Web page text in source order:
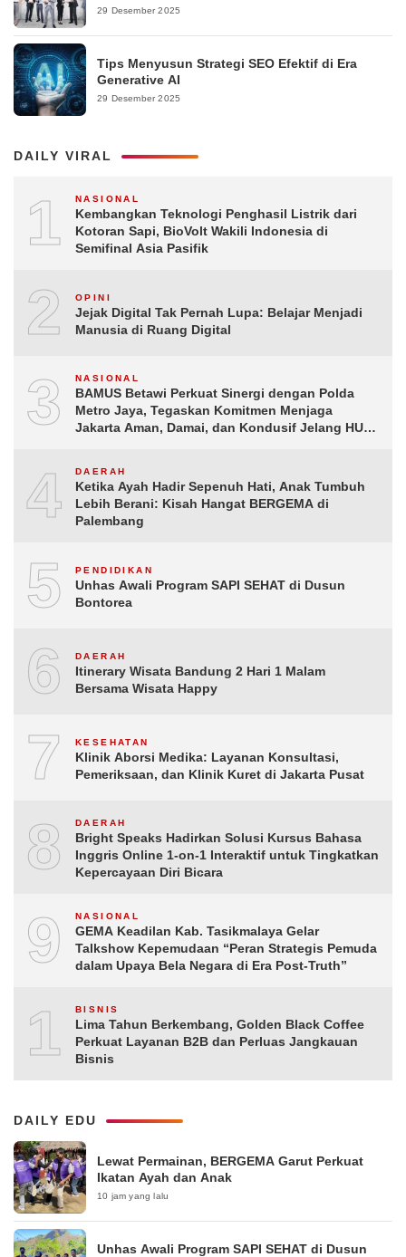
29 Desember 2025
Tips Menyusun Strategi SEO Efektif di Era
Generative AI
29 Desember 2025
DAILY VIRAL
1 NASIONAL
Kembangkan Teknologi Penghasil Listrik dari
Kotoran Sapi, BioVolt Wakili Indonesia di
Semifinal Asia Pasifik
2 OPINI
Jejak Digital Tak Pernah Lupa: Belajar Menjadi
Manusia di Ruang Digital
3 NASIONAL
BAMUS Betawi Perkuat Sinergi dengan Polda
Metro Jaya, Tegaskan Komitmen Menjaga
Jakarta Aman, Damai, dan Kondusif Jelang HUT
4 DAERAH
Ketika Ayah Hadir Sepenuh Hati, Anak Tumbuh
Lebih Berani: Kisah Hangat BERGEMA di
Palembang
5 PENDIDIKAN
Unhas Awali Program SAPI SEHAT di Dusun
Bontorea
6 DAERAH
Itinerary Wisata Bandung 2 Hari 1 Malam
Bersama Wisata Happy
7 KESEHATAN
Klinik Aborsi Medika: Layanan Konsultasi,
Pemeriksaan, dan Klinik Kuret di Jakarta Pusat
8 DAERAH
Bright Speaks Hadirkan Solusi Kursus Bahasa
Inggris Online 1-on-1 Interaktif untuk Tingkatkan
Kepercayaan Diri Bicara
9 NASIONAL
GEMA Keadilan Kab. Tasikmalaya Gelar
Talkshow Kepemudaan “Peran Strategis Pemuda
dalam Upaya Bela Negara di Era Post-Truth”
10BISNIS
Lima Tahun Berkembang, Golden Black Coffee
Perkuat Layanan B2B dan Perluas Jangkauan
Bisnis
DAILY EDU
Lewat Permainan, BERGEMA Garut Perkuat
Ikatan Ayah dan Anak
10 jam yang lalu
Unhas Awali Program SAPI SEHAT di Dusun